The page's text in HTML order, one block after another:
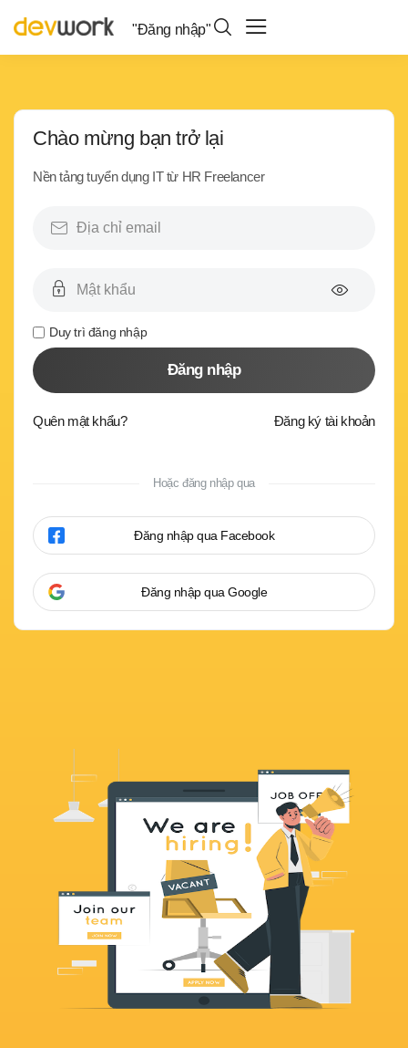
"Đăng nhập"
Chào mừng bạn trở lại
Nền tảng tuyển dụng IT từ HR Freelancer
Duy trì đăng nhập
Đăng nhập
Quên mật khẩu? Đăng ký tài khoản
Hoặc đăng nhập qua
Đăng nhập qua Facebook
Đăng nhập qua Google